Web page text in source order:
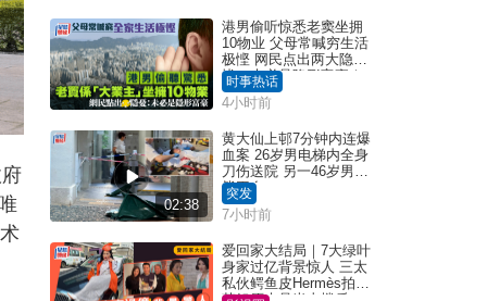
港男偷听惊悉老窦坐拥
10物业 父母常喊穷生活
极悭 网民点出两大隐
忧：未必是隐形富豪｜
Juicy叮
时事热话
4小时前
02:38
黄大仙上邨7分钟内连爆
血案 26岁男电梯内全身
刀伤送院 另一46岁男倒
毙平台
突发
7小时前
爱回家大结局｜7大绿叶
身家过亿背景惊人 三太
私伙鳄鱼皮Hermès拍剧